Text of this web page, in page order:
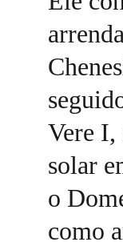
Vere I,
solar
o
como